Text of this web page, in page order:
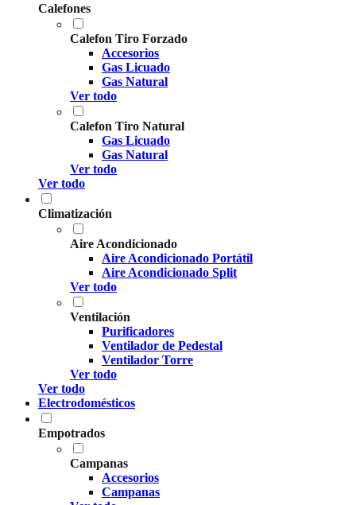
Calefones
Calefon Tiro Forzado
Accesorios
Gas Licuado
Gas Natural
Ver todo
Calefon Tiro Natural
Gas Licuado
Gas Natural
Ver todo
Ver todo
Climatización
Aire Acondicionado
Aire Acondicionado Portátil
Aire Acondicionado Split
Ver todo
Ventilación
Purificadores
Ventilador de Pedestal
Ventilador Torre
Ver todo
Ver todo
Electrodomésticos
Empotrados
Campanas
Accesorios
Campanas